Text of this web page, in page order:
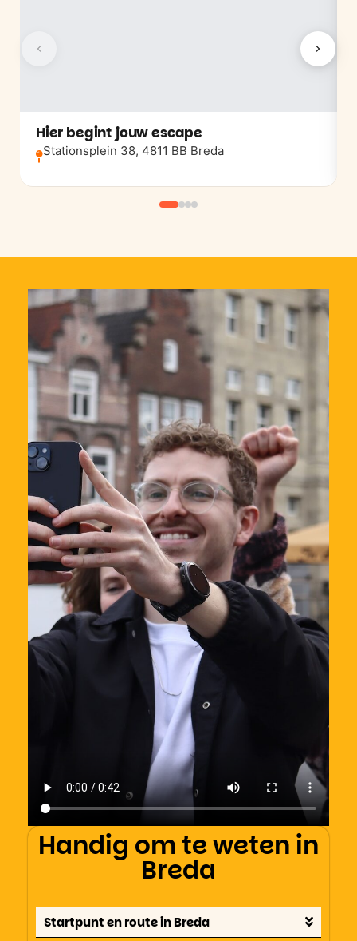
Hier begint jouw escape
Stationsplein 38, 4811 BB Breda
Handig om te weten in
Breda
Startpunt en route in Breda